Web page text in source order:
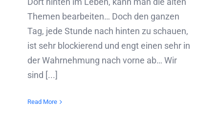
Themen bearbeiten… Doch den ganzen
Tag, jede Stunde nach hinten zu schauen,
ist sehr blockierend und engt einen sehr in
der Wahrnehmung nach vorne ab… Wir
sind [...]
Read More